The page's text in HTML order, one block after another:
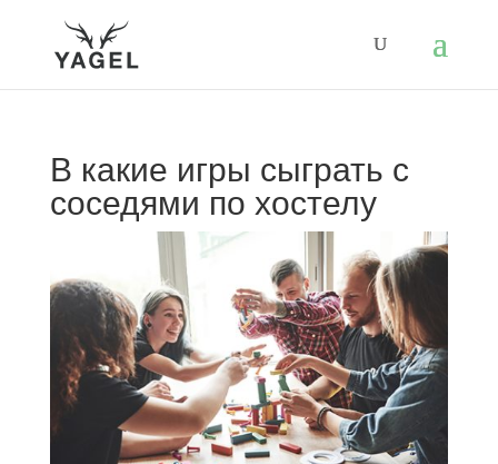
В какие игры сыграть с
соседями по хостелу